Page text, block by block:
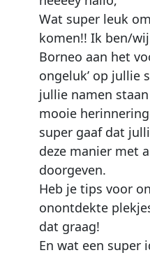
Wat super leuk
komen!! Ik ben/
Borneo aan het
ongeluk’ op jullie
jullie namen
mooie
super gaaf dat
deze manier met
doorgeven.
Heb je tips voor
onontdekte
dat graag!
En wat een super